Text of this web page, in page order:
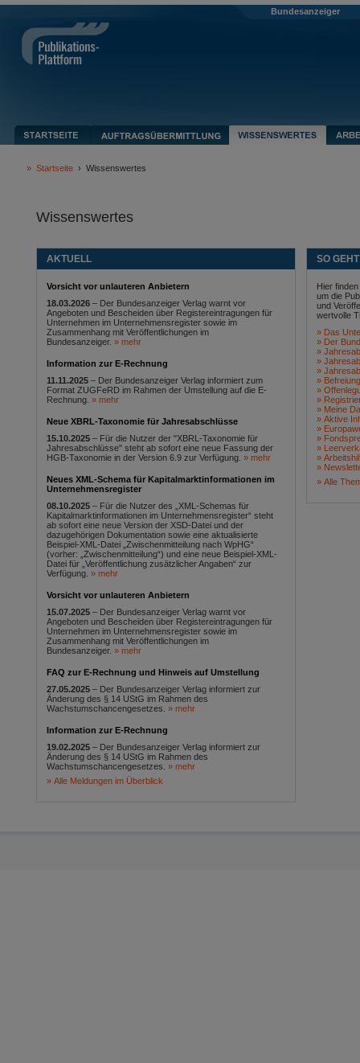
Bundesanzeiger
» Startseite › Wissenswertes
Wissenswertes
AKTUELL
Vorsicht vor unlauteren Anbietern
18.03.2026 – Der Bundesanzeiger Verlag warnt vor
Angeboten und Bescheiden über Registereintragungen für
Unternehmen im Unternehmensregister sowie im
Zusammenhang mit Veröffentlichungen im
Bundesanzeiger.
mehr
Information zur E-Rechnung
11.11.2025 – Der Bundesanzeiger Verlag informiert zum
Format ZUGFeRD im Rahmen der Umstellung auf die E-
Rechnung.
mehr
Neue XBRL-Taxonomie für Jahresabschlüsse
15.10.2025 – Für die Nutzer der "XBRL-Taxonomie für
Jahresabschlüsse" steht ab sofort eine neue Fassung der
HGB-Taxonomie in der Version 6.9 zur Verfügung.
mehr
Neues XML-Schema für Kapitalmarktinformationen im
Unternehmensregister
08.10.2025 – Für die Nutzer des „XML-Schemas für
Kapitalmarktinformationen im Unternehmensregister“ steht
ab sofort eine neue Version der XSD-Datei und der
dazugehörigen Dokumentation sowie eine aktualisierte
Beispiel-XML-Datei „Zwischenmitteilung nach WpHG“
(vorher: „Zwischenmitteilung“) und eine neue Beispiel-XML-
Datei für „Veröffentlichung zusätzlicher Angaben“ zur
Verfügung.
mehr
Vorsicht vor unlauteren Anbietern
15.07.2025 – Der Bundesanzeiger Verlag warnt vor
Angeboten und Bescheiden über Registereintragungen für
Unternehmen im Unternehmensregister sowie im
Zusammenhang mit Veröffentlichungen im
Bundesanzeiger.
mehr
FAQ zur E-Rechnung und Hinweis auf Umstellung
27.05.2025 – Der Bundesanzeiger Verlag informiert zur
Änderung des § 14 UStG im Rahmen des
Wachstumschancengesetzes.
mehr
Information zur E-Rechnung
19.02.2025 – Der Bundesanzeiger Verlag informiert zur
Änderung des § 14 UStG im Rahmen des
Wachstumschancengesetzes.
mehr
Alle Meldungen im Überblick
SO
Hier
um die
und
wertvolle
Das
Der
Meine
Aktive
Alle